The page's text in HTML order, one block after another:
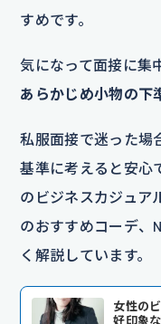
すめです。
気になって面接に集
あらかじめ小物の下
私服面接で迷った場
基準に考えると安心
のビジネスカジュア
のおすすめコーデ、
く解説しています。
女性の
好印象